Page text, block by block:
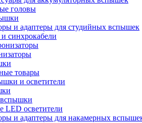
головы
и адаптеры для студийных вспышек
синхрокабели
товары
и осветители
LED осветители
и адаптеры для накамерных